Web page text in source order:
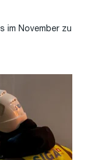
im November zu